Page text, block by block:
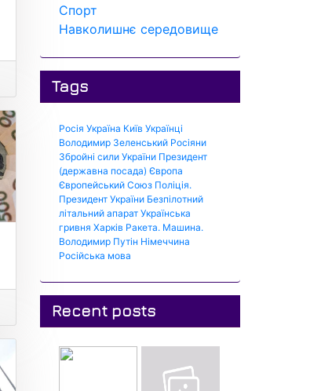
Спорт
Навколишнє середовище
Tags
Росія Україна Київ Українці
Володимир Зеленський Росіяни
Збройні сили України Президент
(державна посада) Європа
Європейський Союз Поліція.
Президент України Безпілотний
літальний апарат Українська
гривня Харків Ракета. Машина.
Володимир Путін Німеччина
Російська мова
Recent posts